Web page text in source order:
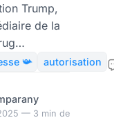
de
de la
Trump,
de la
(FDA),
à
seul vaccin
📯
autorisation
— 3 min de